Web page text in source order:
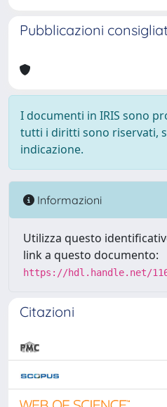
Pubblicazioni
I documenti in IRIS sono
tutti i diritti sono riservati,
indicazione.
Informazioni
Utilizza questo
link a questo documento:
https://hdl.handle.net/
Citazioni